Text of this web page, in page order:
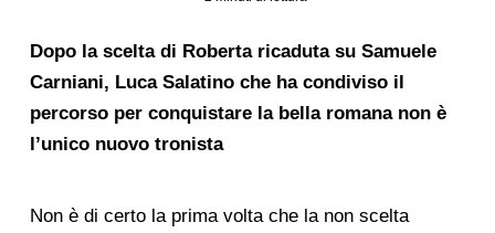
Dopo la scelta di Roberta ricaduta su Samuele
Carniani, Luca Salatino che ha condiviso il
percorso per conquistare la bella romana non è
l’unico nuovo tronista
Non è di certo la prima volta che la non scelta